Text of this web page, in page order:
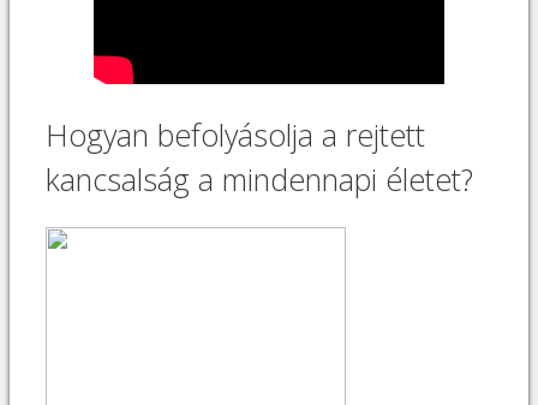
Hogyan befolyásolja a rejtett
kancsalság a mindennapi életet?